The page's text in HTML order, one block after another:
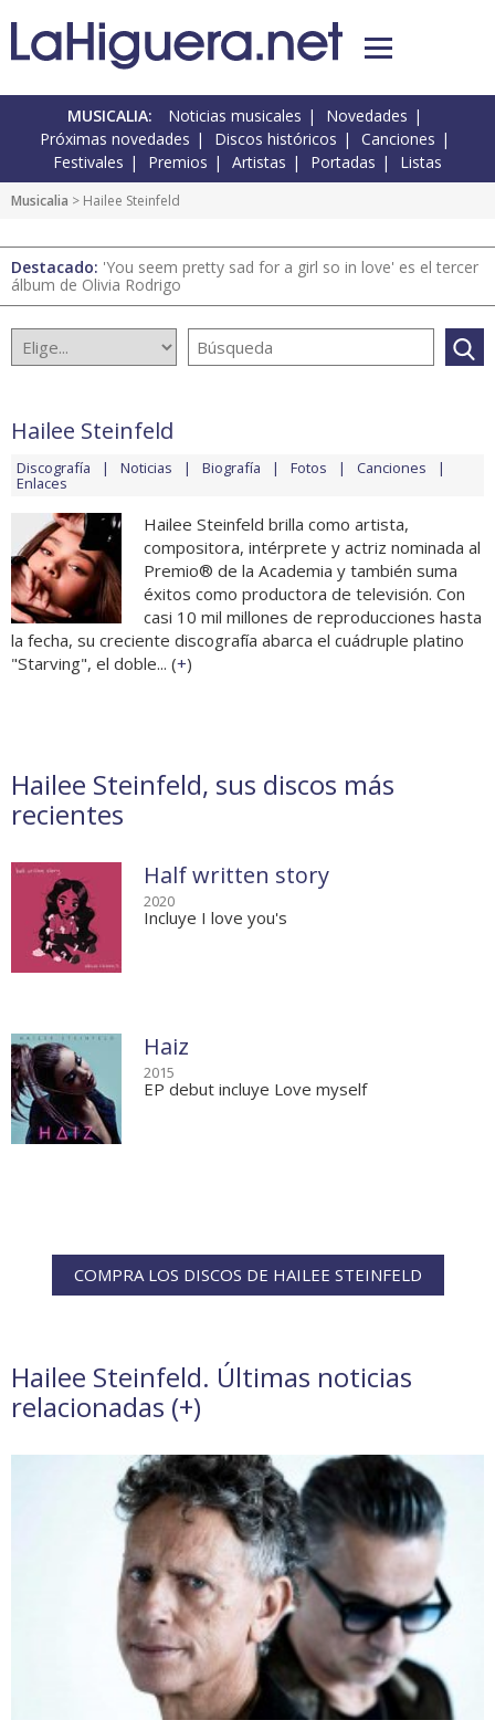
MUSICALIA: Noticias musicales
Novedades
Próximas novedades
Discos históricos
Canciones
Festivales
Premios Artistas Portadas Listas
Musicalia > Hailee Steinfeld
Destacado: 'You seem pretty sad for a girl so in love' es el tercer
álbum de Olivia Rodrigo
Hailee Steinfeld
Discografía Noticias Biografía Fotos Canciones
Enlaces
Hailee Steinfeld brilla como artista,
compositora, intérprete y actriz nominada al
Premio® de la Academia y también suma
éxitos como productora de televisión. Con
casi 10 mil millones de reproducciones hasta
la fecha, su creciente discografía abarca el cuádruple platino
"Starving", el doble... (+)
Hailee Steinfeld, sus discos más
recientes
Half written story
2020
Incluye I love you's
Haiz
2015
EP debut incluye Love myself
COMPRA LOS DISCOS DE HAILEE STEINFELD
Hailee Steinfeld. Últimas noticias
relacionadas (+)